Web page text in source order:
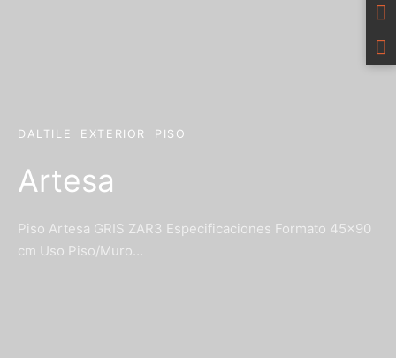
DALTILE EXTERIOR PISO
Artesa
Piso Artesa GRIS ZAR3 Especificaciones Formato 45x90
cm Uso Piso/Muro…